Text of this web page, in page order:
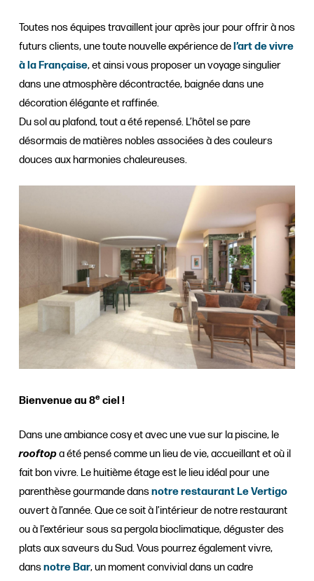
Toutes nos équipes travaillent jour après jour pour offrir à nos
futurs clients, une toute nouvelle expérience de l’art de vivre
à la Française, et ainsi vous proposer un voyage singulier
dans une atmosphère décontractée, baignée dans une
décoration élégante et raffinée.
Du sol au plafond, tout a été repensé. L’hôtel se pare
désormais de matières nobles associées à des couleurs
douces aux harmonies chaleureuses.
Bienvenue au 8eciel !
Dans une ambiance cosy et avec une vue sur la piscine, le
rooftopa été pensé comme un lieu de vie, accueillant et où il
fait bon vivre. Le huitième étage est le lieu idéal pour une
parenthèse gourmande dansnotre restaurant Le Vertigo
ouvert à l’année. Que ce soit à l’intérieur de notre restaurant
ou à l’extérieur sous sa pergola bioclimatique, déguster des
plats aux saveurs du Sud. Vous pourrez également vivre,
dansnotre Bar, un moment convivial dans un cadre